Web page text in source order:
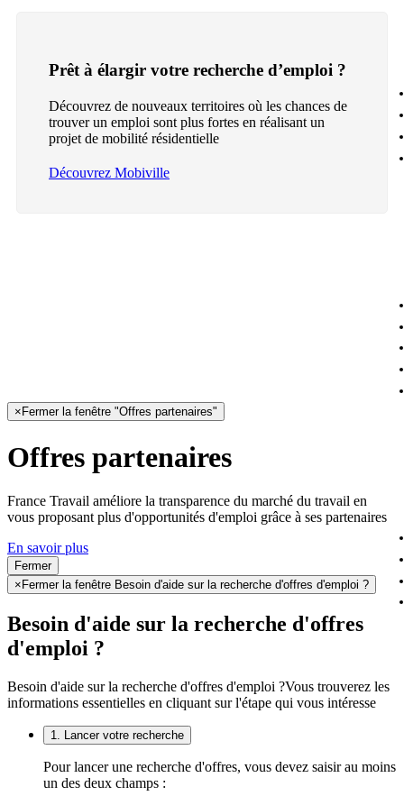
Prêt à élargir votre recherche d’emploi ?
Découvrez de nouveaux territoires où les chances de
trouver un emploi sont plus fortes en réalisant un
projet de mobilité résidentielle
Découvrez Mobiville
× Fermer la fenêtre "Offres partenaires"
Offres partenaires
France Travail améliore la transparence du marché du travail en
vous proposant plus d'opportunités d'emploi grâce à ses partenaires
En savoir plus
Fermer
× Fermer la fenêtre Besoin d'aide sur la recherche d'offres d'emploi ?
Besoin d'aide sur la recherche d'offres
d'emploi ?
Besoin d'aide sur la recherche d'offres d'emploi ?Vous trouverez les
informations essentielles en cliquant sur l'étape qui vous intéresse
1. Lancer votre recherche
Pour lancer une recherche d'offres, vous devez saisir au moins
un des deux champs :